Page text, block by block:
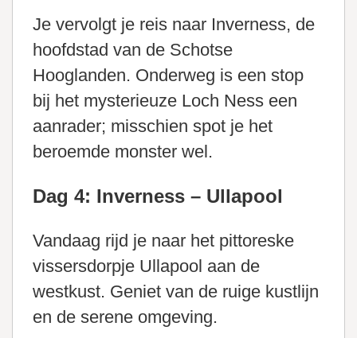
Je vervolgt je reis naar Inverness, de
hoofdstad van de Schotse
Hooglanden. Onderweg is een stop
bij het mysterieuze Loch Ness een
aanrader; misschien spot je het
beroemde monster wel.
Dag 4: Inverness – Ullapool
Vandaag rijd je naar het pittoreske
vissersdorpje Ullapool aan de
westkust. Geniet van de ruige kustlijn
en de serene omgeving.